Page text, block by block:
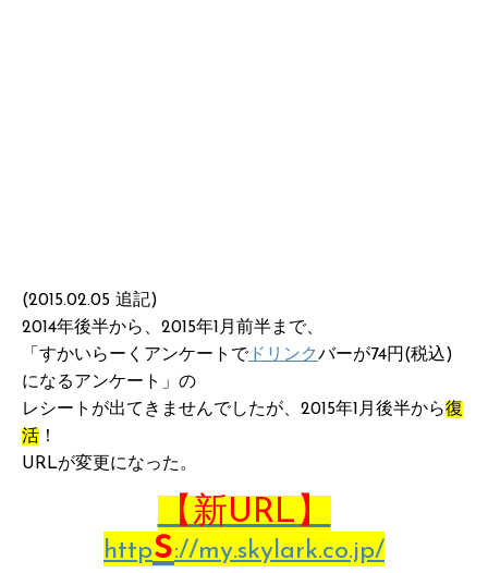
(2015.02.05 追記)
2014年後半から、2015年1月前半まで、
「すかいらーくアンケートでドリンクバーが74円(税込)
になるアンケート」の
レシートが出てきませんでしたが、2015年1月後半から復
活 ！
URLが変更になった。
【新URL】
https://my.skylark.co.jp/